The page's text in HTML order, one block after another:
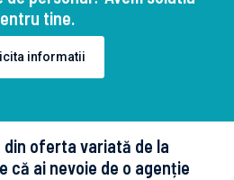
tine.
informatii
oferta variată de la
că ai nevoie de o agenție